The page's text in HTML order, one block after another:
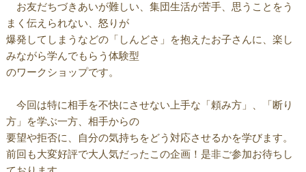
お友だちづきあいが難しい、集団生活が苦手、思うことをう
まく伝えられない、怒りが
爆発してしまうなどの「しんどさ」を抱えたお子さんに、楽し
みながら学んでもらう体験型
のワークショップです。
今回は特に相手を不快にさせない上手な「頼み方」、「断り
方」を学ぶ一方、相手からの
要望や拒否に、自分の気持ちをどう対応させるかを学びます。
前回も大変好評で大人気だったこの企画！是非ご参加お待ちし